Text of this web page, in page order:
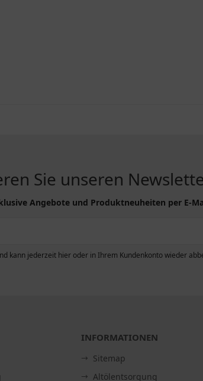
Sie unseren
Angebote und Produktneuheiten per E-
kann jederzeit hier oder in Ihrem Kundenkonto wieder
INFORMATIONEN
Sitemap
Altölentsorgung